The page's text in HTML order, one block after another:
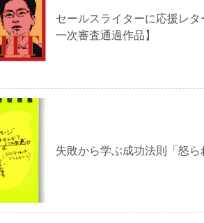
セールスライターに応援レ
一次審査通過作品】
失敗から学ぶ成功法則「怒ら